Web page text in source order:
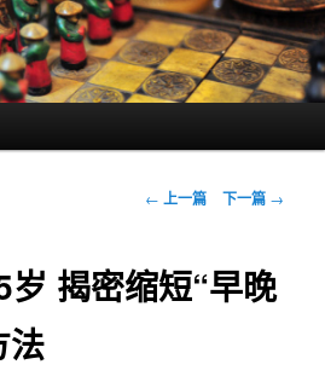
文
航
← 上一篇 下一篇 →
揭密缩短“早晚
法